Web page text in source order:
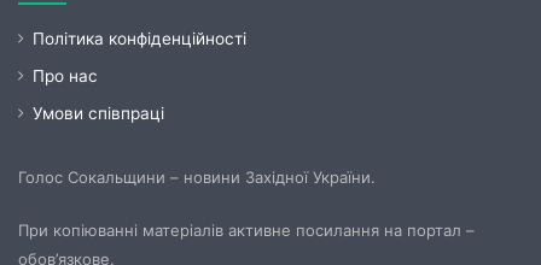
Політика конфіденційності
Про нас
Умови співпраці
Голос Сокальщини – новини Західної України.
При копіюванні матеріалів активне посилання на портал –
обов’язкове.